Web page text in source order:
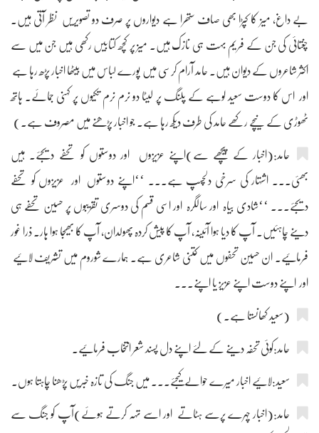
بے داغ، میز کا کپڑا بھی صاف ستھرا ہے دیواروں پر صرف دو تصویریں نظر آتی ہیں۔
چغتائی کی جن کے فریم بہت ہی نازک ہیں۔ میز پر کچھ کتابیں رکھی ہیں جن میں سے
اکثر شاعروں کے دیوان ہیں۔ حامد آرام کرسی میں پورے لباس میں بیٹھا اخبار پڑھ رہا ہے
اور اس کا دوست سعید لوہے کے پلنگ پر لیٹا دو نرم نرم تکیوں پر کہنی جمائے۔ ہاتھ
ٹھوڑی کے نیچے رکھے حامد کی طرف دیکھ رہا ہے۔ جو اخبار پڑھنے میں مصروف ہے۔)
حامد:(اخبار کے پیچھے سے)اپنے عزیزوں اور دوستوں کو تحفے دیجئے۔ ہیں
بھئی۔۔۔ اشتہار کی سرخی دلچسپ ہے۔۔۔ ‘‘اپنے دوستوں اور عزیزوں کو تحفے
دیجئے۔۔۔ ‘‘شادی بیاہ اور سالگرہ اور اسی قسم کی دوسری تقریبوں پر حسین تحفے ہی
دینے چاہئیں۔ آپ کا دیا ہوا آئینہ، آپ کا پیش کردہ پھولدان، آپ کا بھیجا ہوا ہار۔ ذرا غور
فرمائیے۔ ان حسین تحفوں میں کتنی شاعری ہے۔ ہمارے شوروم میں تشریف لائیے
اور اپنے دوست اپنے عزیز یا اپنے۔۔۔
(سعید کھانستا ہے۔)
حامد:کوئی تحفہ دینے کے لئے اپنے دل پسند شعر انتخاب فرمائیے۔
سعید:لائیے اخبار میرے حوالے کیجئے۔۔۔ میں جنگ کی تازہ خبریں پڑھنا چاہتا ہوں۔
حامد:(اخبار چہرے پرسے ہٹاتے اور اسے تہہ کرتے ہوئے)آپ کو جنگ سے